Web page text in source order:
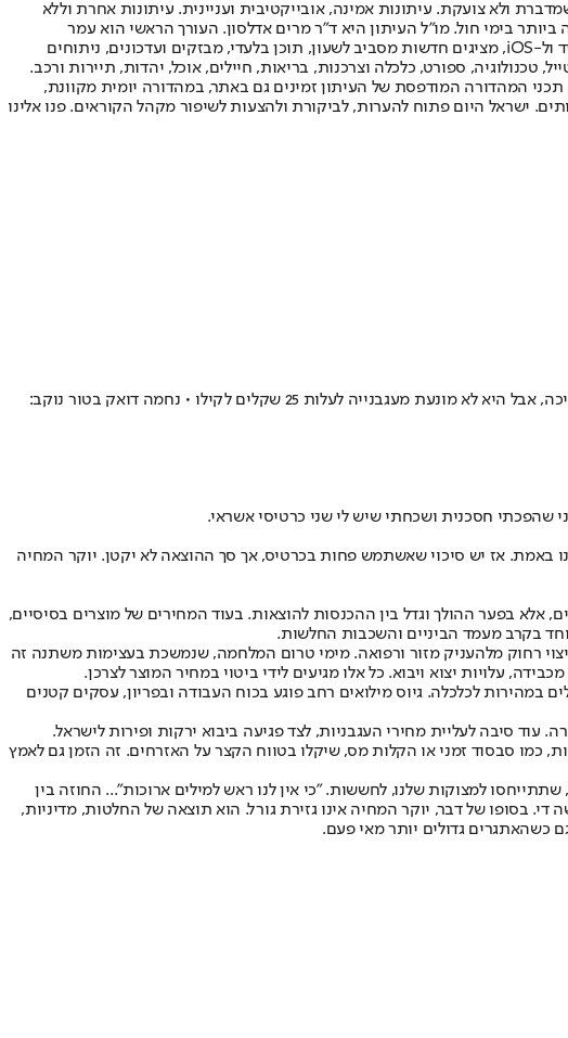
ולא צועקת. עיתונות אמינה, אובייקטיבית ועניינית. עיתונות אחרת וללא
הישראלי בעל שיעור החשיפה הגבוה ביותר בימי חול. מו"ל העיתון היא ד"ר מרים אדלסון. העורך הראשי הוא עמר
לחמנוביץ, והעורך המייסד הוא עמוס רגב. אתרי האינטרנט של "ישראל היום" בעברית ובאנגלית, כמו כן היישומונים (אפליקציות) לאנדרואיד ול-iOS, מציגים חדשות מסביב לשעון, תוכן בלעדי, מבזקים ועדכונים, ניתוחים
טכנולוגיה, ספורט, כלכלה וצרכנות, בריאות, חיילים, אוכל, יהדות, תיירות ורכב.
תכני המהדורה המודפסת של העיתון זמינים גם באתר, במהדורה יומית מקוונת,
ישראל היום פתוח להערות, לביקורת ולהצעות לשיפור מקהל הקוראים. פנו אלינו
בזמן שחיילי המילואים קורסים והעסקים נחנקים, יוקר המחיה מזנק והממשלה נשארת אדישה • המלחמה אולי שינתה לנו את הרגלי הצריכה, אבל היא לא מונעת מעגבנייה לעלות 25 שקלים לקילו • נחמה דואק בטור נוקב:
חסכנית ושכחתי שיש לי שני כרטיסי אשראי.
היא לא השפיעה על העלאות המחירים במשק ובעיקר לקראת חג הפסח. עגבניות ב־25 שקלים לקילו? נו באמת. אז יש סיכוי שאשתמש פחות בכרטיס, אך סך ההוצאה לא יקטן. יוקר המחיה
אלא בפער ההולך וגדל בין ההכנסות להוצאות. בעוד המחירים של מוצרים בסיסיים,
בקרב מעמד הביניים והשכבות החלשות.
רחוק מלהעניק מזור ורפואה. מימי טרום המלחמה, שנמשכת בעצימות משתנה זה
עלויות יצוא ויבוא. כל אלו מגיעים לידי ביטוי במחיר המוצר לצרכן.
לכלכלה. גיוס מילואים רחב פוגע בכוח העבודה ובפריון, עסקים קטנים
סיבה לעליית מחירי העגבניות, לצד פגיעה ביבוא ירקות ופירות לישראל.
סבסוד זמני או הקלות מס, שיקלו בטווח הקצר על האזרחים. זה הזמן גם לאמץ
למצוקות שלנו, לחששות. "כי אין לנו ראש למילים ארוכות"... החוזה בין
בסופו של דבר, יוקר המחיה אינו גזירת גורל. הוא תוצאה של החלטות, מדיניות,
כשהאתגרים גדולים יותר מאי פעם.